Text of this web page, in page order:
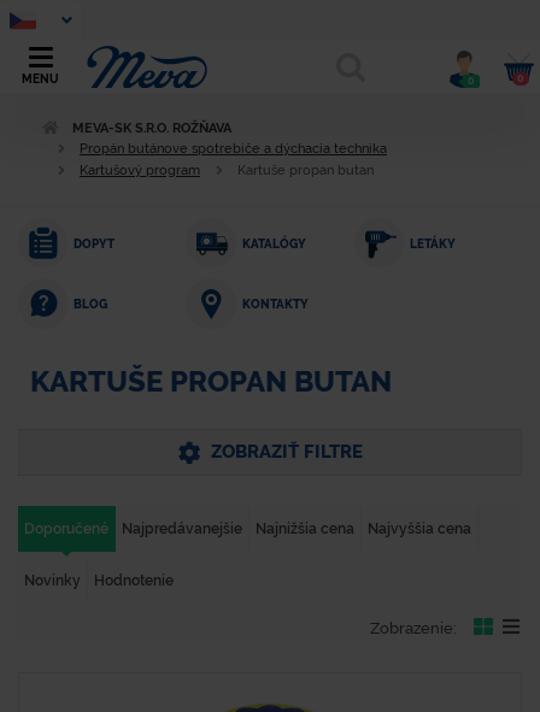
MENU 0 0
MEVA-SK S.R.O. ROŽŇAVA
Propán butánove spotrebiče a dýchacia technika
Kartušový program
Kartuše propan butan
DOPYT KATALÓGY LETÁKY
BLOG KONTAKTY
KARTUŠE PROPAN BUTAN
ZOBRAZIŤ FILTRE
Doporučené Najpredávanejšie Najnižšia cena Najvyššia cena
Novinky Hodnotenie
Zobrazenie: